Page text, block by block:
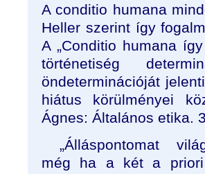
A conditio humana
Heller szerint így
A „Conditio humana
történetiség
öndeterminációját
hiátus körülményei
Ágnes: Általános etika.
„Álláspontomat
még ha a két a priori